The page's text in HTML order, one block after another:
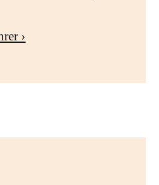
›